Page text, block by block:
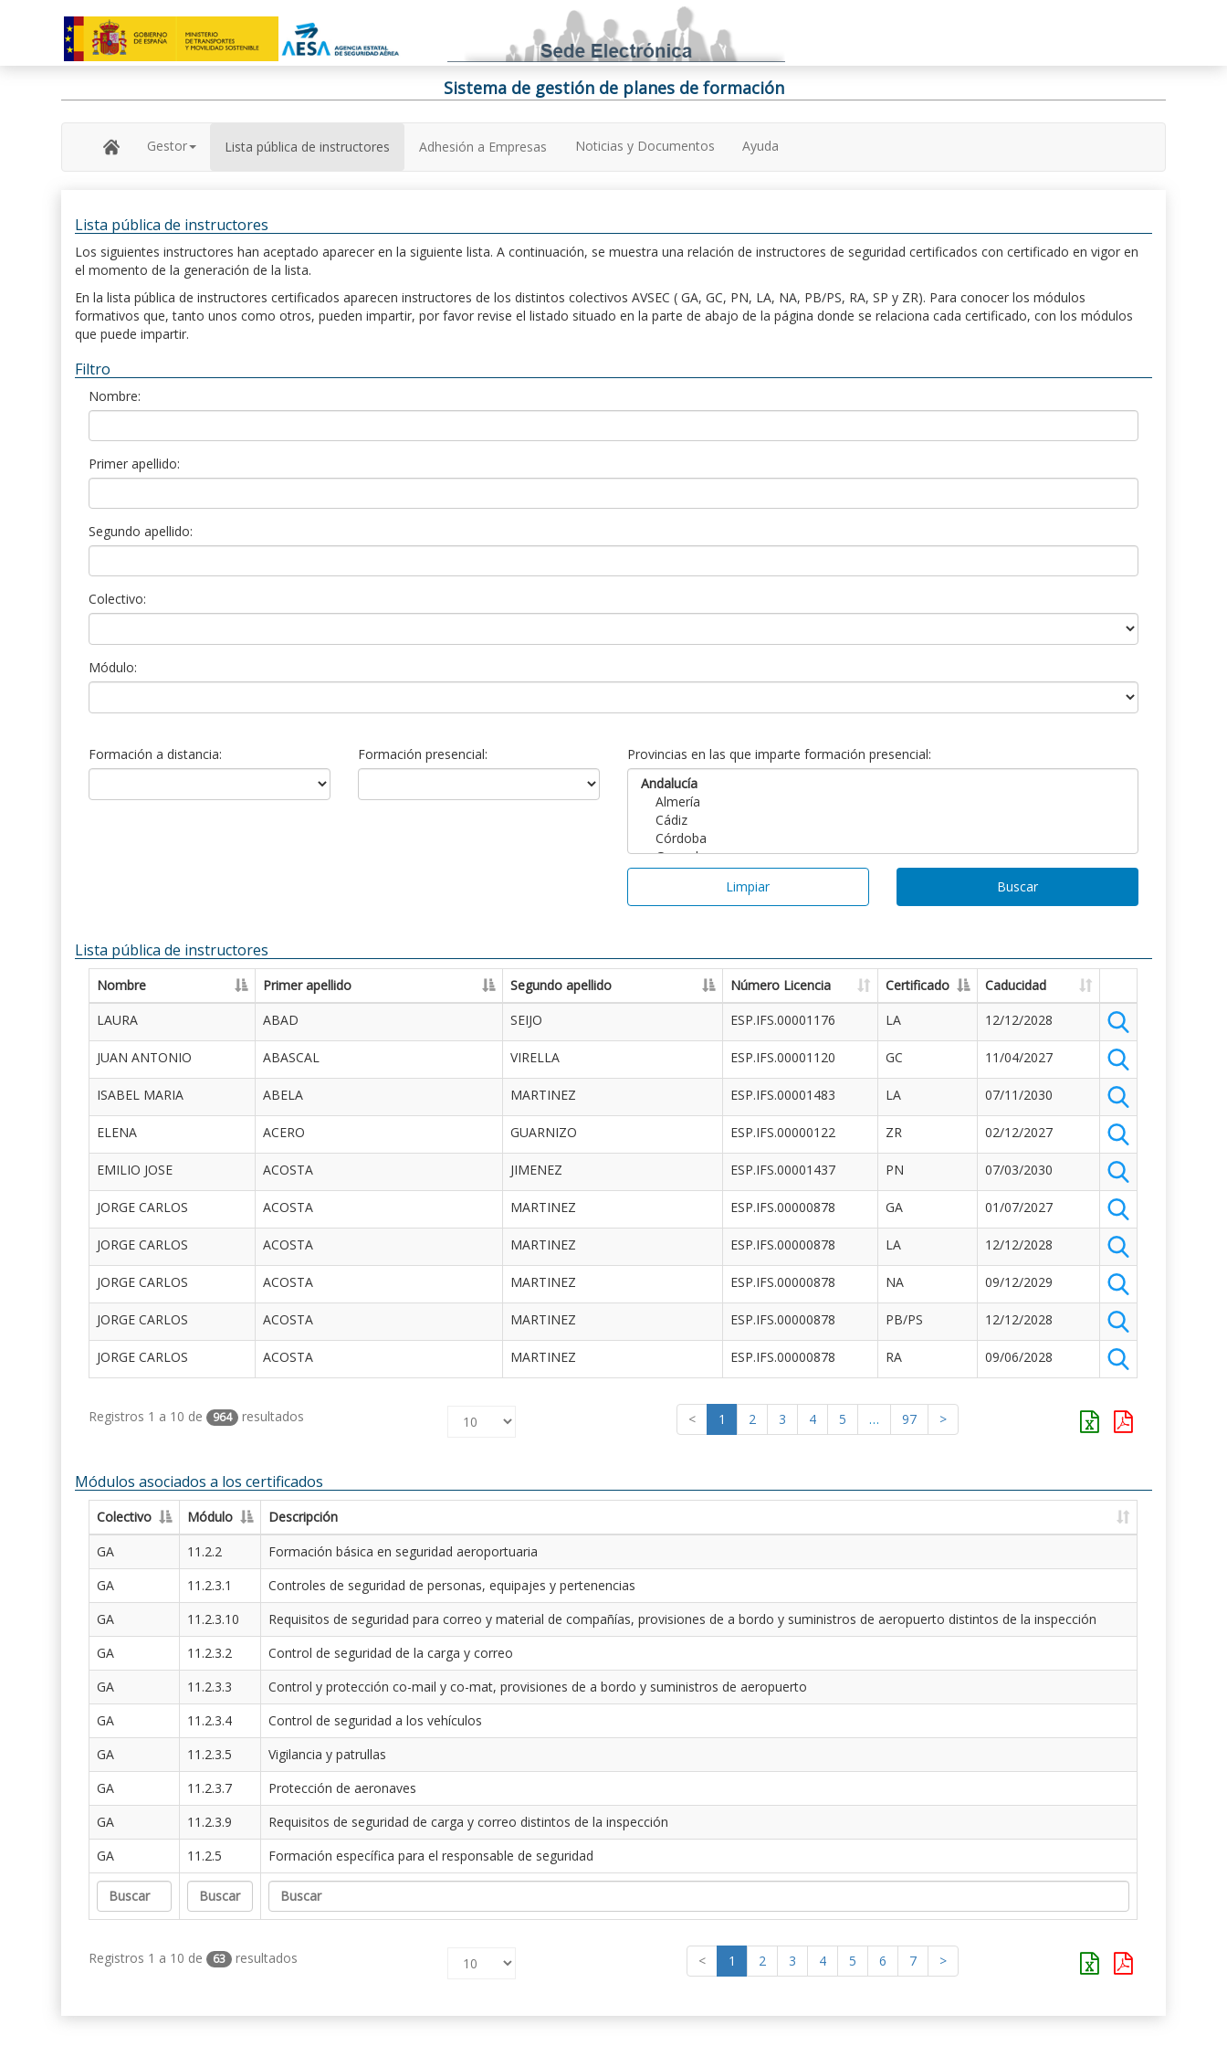
Sistema de gestión de planes de formación
Gestor Lista pública de instructores Adhesión a Empresas Noticias y Documentos Ayuda
Lista pública de instructores
Los siguientes instructores han aceptado aparecer en la siguiente lista. A continuación, se muestra una relación de instructores de seguridad certificados con certificado en vigor en
el momento de la generación de la lista.
En la lista pública de instructores certificados aparecen instructores de los distintos colectivos AVSEC ( GA, GC, PN, LA, NA, PB/PS, RA, SP y ZR). Para conocer los módulos
formativos que, tanto unos como otros, pueden impartir, por favor revise el listado situado en la parte de abajo de la página donde se relaciona cada certificado, con los módulos
que puede impartir.
Filtro
Nombre:
Primer apellido:
Segundo apellido:
Colectivo:
Módulo:
Formación a distancia: Formación presencial: Provincias en las que imparte formación presencial:
Limpiar Buscar
Lista pública de instructores
Nombre Primer apellido Segundo apellido Número Licencia Certificado
Caducidad
LAURA
ABAD SEIJO ESP.IFS.00001176 LA 12/12/2028
JUAN ANTONIO ABASCAL VIRELLA ESP.IFS.00001120 GC 11/04/2027
ISABEL MARIA ABELA MARTINEZ ESP.IFS.00001483 LA 07/11/2030
ELENA ACERO GUARNIZO ESP.IFS.00000122 ZR 02/12/2027
EMILIO JOSE ACOSTA JIMENEZ ESP.IFS.00001437 PN 07/03/2030
JORGE CARLOS ACOSTA MARTINEZ ESP.IFS.00000878 GA 01/07/2027
JORGE CARLOS ACOSTA MARTINEZ ESP.IFS.00000878 LA 12/12/2028
JORGE CARLOS ACOSTA MARTINEZ ESP.IFS.00000878 NA 09/12/2029
JORGE CARLOS ACOSTA MARTINEZ ESP.IFS.00000878 PB/PS 12/12/2028
JORGE CARLOS ACOSTA MARTINEZ ESP.IFS.00000878 RA 09/06/2028
Registros 1 a 10 de 964 resultados < 1 2 3 4 5 … 97 >
Módulos asociados a los certificados
Colectivo Módulo
Descripción
GA
11.2.2
Formación básica en seguridad aeroportuaria
GA
11.2.3.1
Controles de seguridad de personas, equipajes y pertenencias
GA
11.2.3.10
Requisitos de seguridad para correo y material de compañías, provisiones de a bordo y suministros de aeropuerto distintos de la inspección
GA
11.2.3.2
Control de seguridad de la carga y correo
GA
11.2.3.3
Control y protección co-mail y co-mat, provisiones de a bordo y suministros de aeropuerto
GA
11.2.3.4
Control de seguridad a los vehículos
GA
11.2.3.5
Vigilancia y patrullas
GA
11.2.3.7
Protección de aeronaves
GA
11.2.3.9
Requisitos de seguridad de carga y correo distintos de la inspección
GA
11.2.5 Formación específica para el responsable de seguridad
Registros 1 a 10 de 63 resultados < 1 2 3 4 5 6 7 >